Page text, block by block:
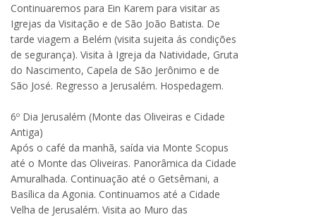
Continuaremos para Ein Karem para visitar as
Igrejas da Visitação e de São João Batista. De
tarde viagem a Belém (visita sujeita ás condições
de segurança). Visita à Igreja da Natividade, Gruta
do Nascimento, Capela de São Jerônimo e de
São José. Regresso a Jerusalém. Hospedagem.
6º Dia Jerusalém (Monte das Oliveiras e Cidade
Antiga)
Após o café da manhã, saída via Monte Scopus
até o Monte das Oliveiras. Panorâmica da Cidade
Amuralhada. Continuação até o Getsêmani, a
Basílica da Agonia. Continuamos até a Cidade
Velha de Jerusalém. Visita ao Muro das